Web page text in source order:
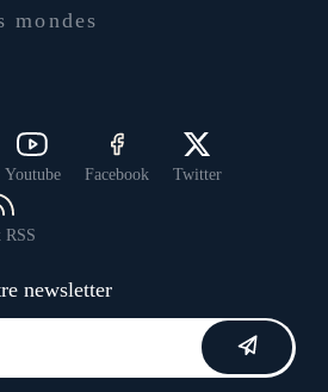
mondes
Youtube Facebook Twitter
RSS
newsletter